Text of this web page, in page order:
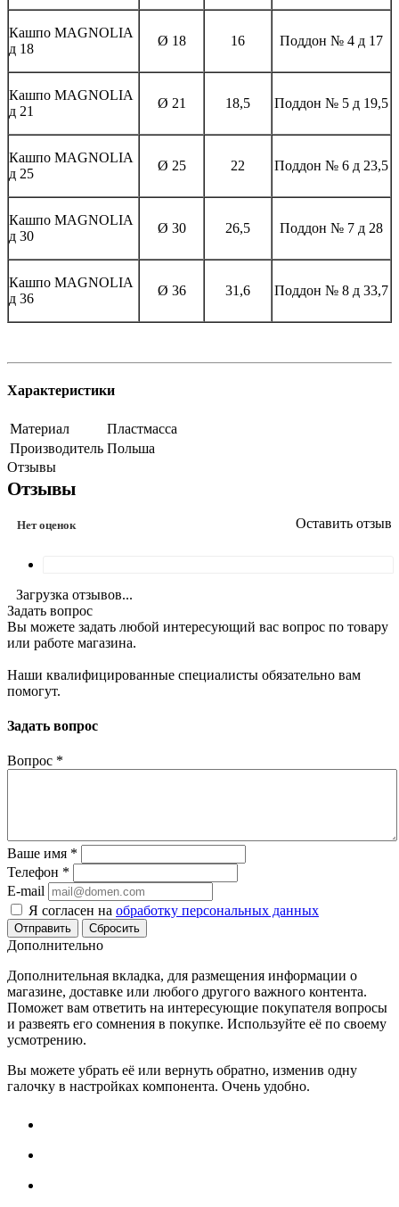
Кашпо MAGNOLIА
д 18
Ø 18 16 Поддон № 4 д 17
Кашпо MAGNOLIА
д 21
Ø 21 18,5 Поддон № 5 д 19,5
Кашпо MAGNOLIА
д 25
Ø 25 22 Поддон № 6 д 23,5
Кашпо MAGNOLIА
д 30
Ø 30 26,5 Поддон № 7 д 28
Кашпо MAGNOLIА
д 36
Ø 36 31,6 Поддон № 8 д 33,7
Характеристики
Материал
Пластмасса
Производитель Польша
Отзывы
Отзывы
Нет оценок Оставить отзыв
Загрузка отзывов...
Задать вопрос
Вы можете задать любой интересующий вас вопрос по товару
или работе магазина.
Наши квалифицированные специалисты обязательно вам
помогут.
Задать вопрос
Вопрос *
Ваше имя *
Телефон *
E-mail
Я согласен на обработку персональных данных
Сбросить
Дополнительно
Дополнительная вкладка, для размещения информации о
магазине, доставке или любого другого важного контента.
Поможет вам ответить на интересующие покупателя вопросы
и развеять его сомнения в покупке. Используйте её по своему
усмотрению.
Вы можете убрать её или вернуть обратно, изменив одну
галочку в настройках компонента. Очень удобно.